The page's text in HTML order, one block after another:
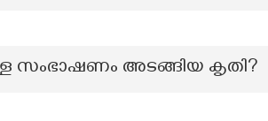
സംഭാഷണം അടങ്ങിയ കൃതി?